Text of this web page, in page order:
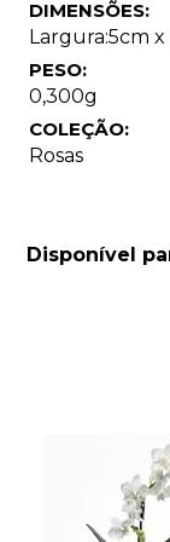
DIMENSÕES:
Largura:5cm
PESO:
0,300g
COLEÇÃO:
Rosas
Disponível